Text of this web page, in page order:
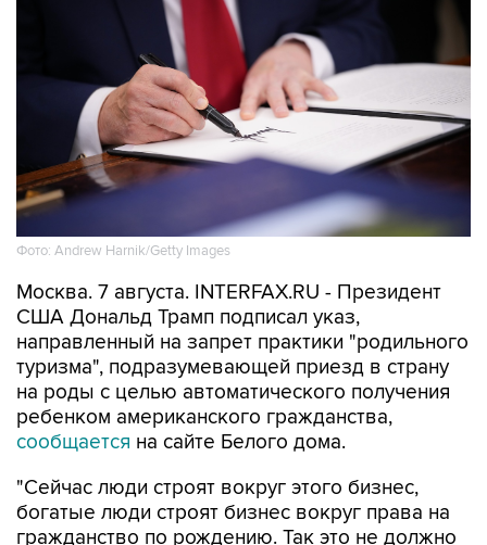
Фото: Andrew Harnik/Getty Images
Москва. 7 августа. INTERFAX.RU - Президент
США Дональд Трамп подписал указ,
направленный на запрет практики "родильного
туризма", подразумевающей приезд в страну
на роды с целью автоматического получения
ребенком американского гражданства,
сообщается на сайте Белого дома.
"Сейчас люди строят вокруг этого бизнес,
богатые люди строят бизнес вокруг права на
гражданство по рождению. Так это не должно